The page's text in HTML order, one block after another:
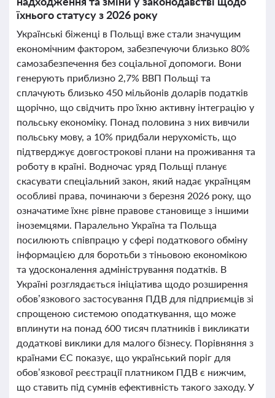
їхнього статусу з 2026 року
Українські біженці в Польщі вже стали значущим
економічним фактором, забезпечуючи близько 80%
самозабезпечення без соціальної допомоги. Вони
генерують приблизно 2,7% ВВП Польщі та
сплачують близько 450 мільйонів доларів податків
щорічно, що свідчить про їхню активну інтеграцію у
польську економіку. Понад половина з них вивчили
польську мову, а 10% придбали нерухомість, що
підтверджує довгострокові плани на проживання та
роботу в країні. Водночас уряд Польщі планує
скасувати спеціальний закон, який надає українцям
особливі права, починаючи з березня 2026 року, що
означатиме їхнє рівне правове становище з іншими
іноземцями. Паралельно Україна та Польща
посилюють співпрацю у сфері податкового обміну
інформацією для боротьби з тіньовою економікою
та удосконалення адміністрування податків. В
Україні розглядається ініціатива щодо розширення
обов’язкового застосування ПДВ для підприємців зі
спрощеною системою оподаткування, що може
вплинути на понад 600 тисяч платників і викликати
додаткові виклики для малого бізнесу. Порівняння з
країнами ЄС показує, що український поріг для
обов’язкової реєстрації платником ПДВ є нижчим,
що ставить під сумнів ефективність такого заходу. У